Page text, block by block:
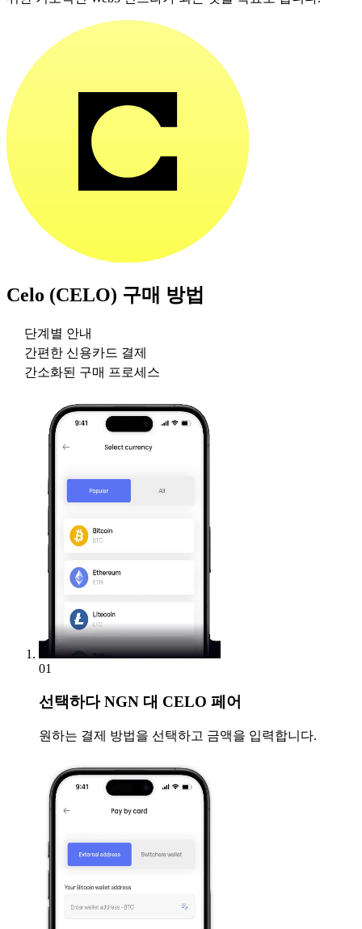
Celo (CELO) 구매 방법
단계별 안내
간편한 신용카드 결제
간소화된 구매 프로세스
01
선택하다NGN 대 CELO 페어
원하는 결제 방법을 선택하고 금액을 입력합니다.